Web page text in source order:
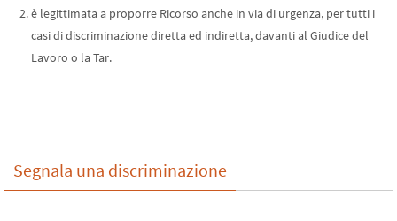
è legittimata a proporre Ricorso anche in via di urgenza, per tutti i
casi di discriminazione diretta ed indiretta, davanti al Giudice del
Lavoro o la Tar.
Segnala una discriminazione